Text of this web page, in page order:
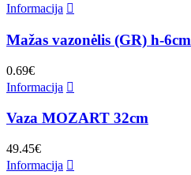
Informacija
Mažas vazonėlis (GR) h-6cm
0.69€
Informacija
Vaza MOZART 32cm
49.45€
Informacija